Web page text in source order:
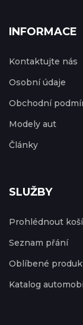
INFORMACE
Kontaktujte nás
Osobní údaje
Obchodní
Modely aut
Články
SLUŽBY
Prohlédnout
Seznam přání
Oblíbené
Katalog